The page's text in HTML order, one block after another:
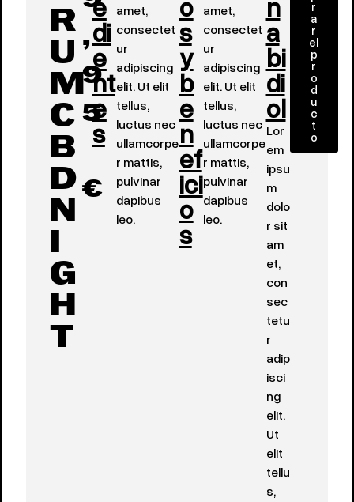
R
U
M
C
B
D
N
G
H
T
,
9
5
€
di
e
nt
e
s
amet,
consectet
ur
adipiscing
elit. Ut elit
tellus,
luctus nec
ullamcorpe
r mattis,
pulvinar
dapibus
leo.
s
y
b
e
n
ef
ici
o
s
amet,
consectet
ur
adipiscing
elit. Ut elit
tellus,
luctus nec
ullamcorpe
r mattis,
pulvinar
dapibus
leo.
a
bi
di
ol
Lor
em
ipsu
m
dolo
r sit
am
et,
con
sec
tetu
r
adip
isci
ng
elit.
Ut
elit
tellu
s,
r
a
r
el
p
r
o
d
u
c
t
o